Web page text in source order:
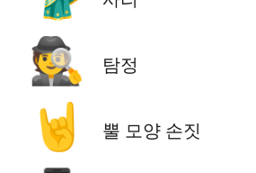
🕵️ 탐정
🤘 뿔 모양 손짓